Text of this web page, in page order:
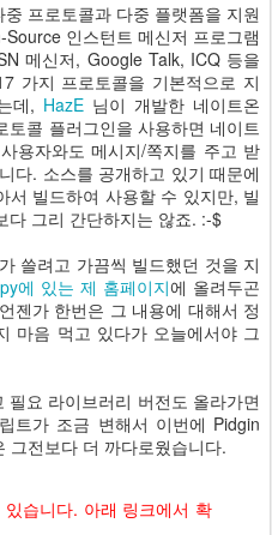
중 프로토콜과 다중 플랫폼을 지원
Source 인스턴트 메신저 프로그램
메신저, Google Talk, ICQ 등을
가지 프로토콜을 기본적으로 지
데, HazE 님이 개발한 네이트온
토콜 플러그인을 사용하면 네이트
용자와도 메시지/쪽지를 주고 받
다. 소스를 공개하고 있기 때문에
서 빌드하여 사용할 수 있지만, 빌
다 그리 간단하지는 않죠. :-$
쓸려고 가끔씩 빌드했던 것을 지
에 있는 제 홈페이지에 올려두곤
젠가 한번은 그 내용에 대해서 정
마음 먹고 있다가 오늘에서야 그
요 라이브러리 버전도 올라가면
트가 조금 변해서 이번에 Pidgin
그전보다 더 까다로웠습니다.
습니다. 아래 링크에서 확